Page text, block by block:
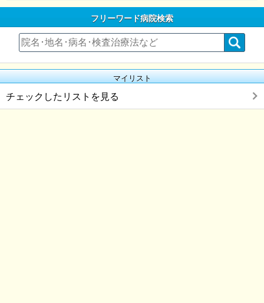
フリーワード病院検索
マイリスト
チェックしたリストを見る